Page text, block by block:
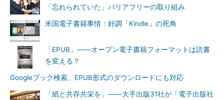
「忘れられていた」バリアフリーの取り組み
米国電子書籍事情：好調「Kindle」の死角
「EPUB」――オープン電子書籍フォーマットは読書
を変える？
Googleブック検索、EPUB形式のダウンロードにも対応
「紙と共存共栄を」――大手出版31社が「電子出版社